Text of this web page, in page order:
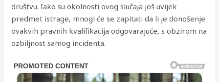
društvu. Iako su okolnosti ovog slučaja još uvijek
predmet istrage, mnogi će se zapitati da li je donošenje
ovakvih pravnih kvalifikacija odgovarajuće, s obzirom na
ozbiljnost samog incidenta.